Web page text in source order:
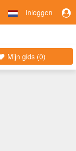
Inloggen
Mijn gids (0)